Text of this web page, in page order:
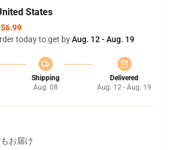
States
$6.99
today to get byAug. 12 - Aug. 19
Shipping
Aug. 08
Delivered
Aug. 12 - Aug. 19
お届け